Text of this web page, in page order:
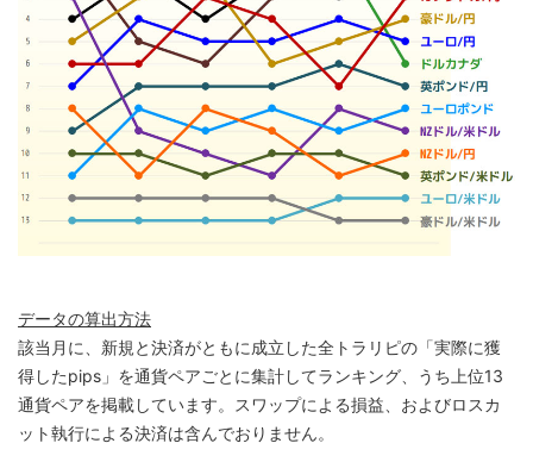
データの算出方法
該当月に、新規と決済がともに成立した全トラリピの「実際に獲
得したpips」を通貨ペアごとに集計してランキング、うち上位13
通貨ペアを掲載しています。スワップによる損益、およびロスカ
ット執行による決済は含んでおりません。